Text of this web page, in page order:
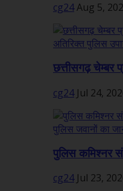
cg24Aug 5,
छत्तीसगढ़ चेम्बर
cg24 Jul 24,
पुलिस कमिश्नर
cg24 Jul 23,